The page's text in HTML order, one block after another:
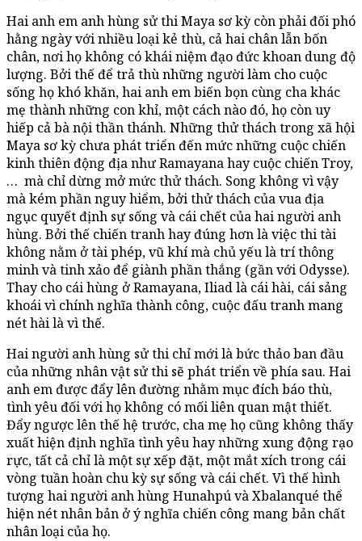
Hai anh em anh hùng sử thi Maya sơ kỳ còn phải đối phó
hằng ngày với nhiều loại kẻ thù, cả hai chân lẫn bốn
chân, nơi họ không có khái niệm đạo đức khoan dung độ
lượng. Bởi thế để trả thù những người làm cho cuộc
sống họ khó khăn, hai anh em biến bọn cùng cha khác
mẹ thành những con khỉ, một cách nào đó, họ còn uy
hiếp cả bà nội thần thánh. Những thử thách trong xã hội
Maya sơ kỳ chưa phát triển đến mức những cuộc chiến
kinh thiên động địa như Ramayana hay cuộc chiến Troy,
… mà chỉ dừng mở mức thử thách. Song không vì vậy
mà kém phần nguy hiểm, bởi thử thách của vua địa
ngục quyết định sự sống và cái chết của hai người anh
hùng. Bởi thế chiến tranh hay đúng hơn là việc thi tài
không nằm ở tài phép, vũ khí mà chủ yếu là trí thông
minh và tinh xảo để giành phần thắng (gần với Odysse).
Thay cho cái hùng ở Ramayana, Iliad là cái hài, cái sảng
khoái vì chính nghĩa thành công, cuộc đấu tranh mang
nét hài là vì thế.
Hai người anh hùng sử thi chỉ mới là bức thảo ban đầu
của những nhân vật sử thi sẽ phát triển về phía sau. Hai
anh em được đẩy lên đường nhằm mục đích báo thù,
tình yêu đối với họ không có mối liên quan mật thiết.
Đẩy ngược lên thế hệ trước, cha mẹ họ cũng không thấy
xuất hiện định nghĩa tình yêu hay những xung động rạo
rực, tất cả chỉ là một sự xếp đặt, một mắt xích trong cái
vòng tuần hoàn chu kỳ sự sống và cái chết. Vì thế hình
tượng hai người anh hùng Hunahpú và Xbalanqué thể
hiện nét nhân bản ở ý nghĩa chiến công mang bản chất
nhân loại của họ.